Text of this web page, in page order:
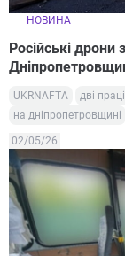
НОВИНА
Російські
UKRNAFTA дві
на дніпропетровщині
02/05/26